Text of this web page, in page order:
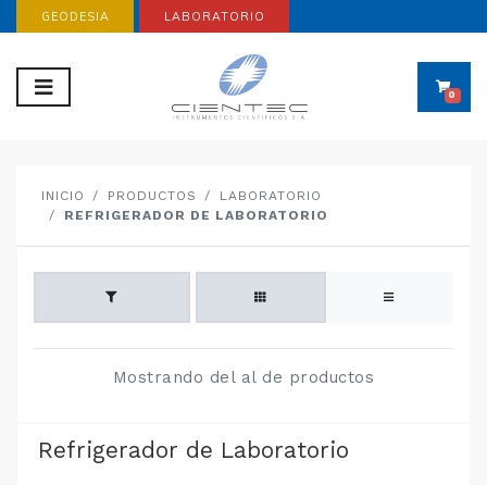
GEODESIA LABORATORIO
0
INICIO PRODUCTOS
LABORATORIO
REFRIGERADOR DE LABORATORIO
Mostrando del al de productos
Refrigerador de Laboratorio